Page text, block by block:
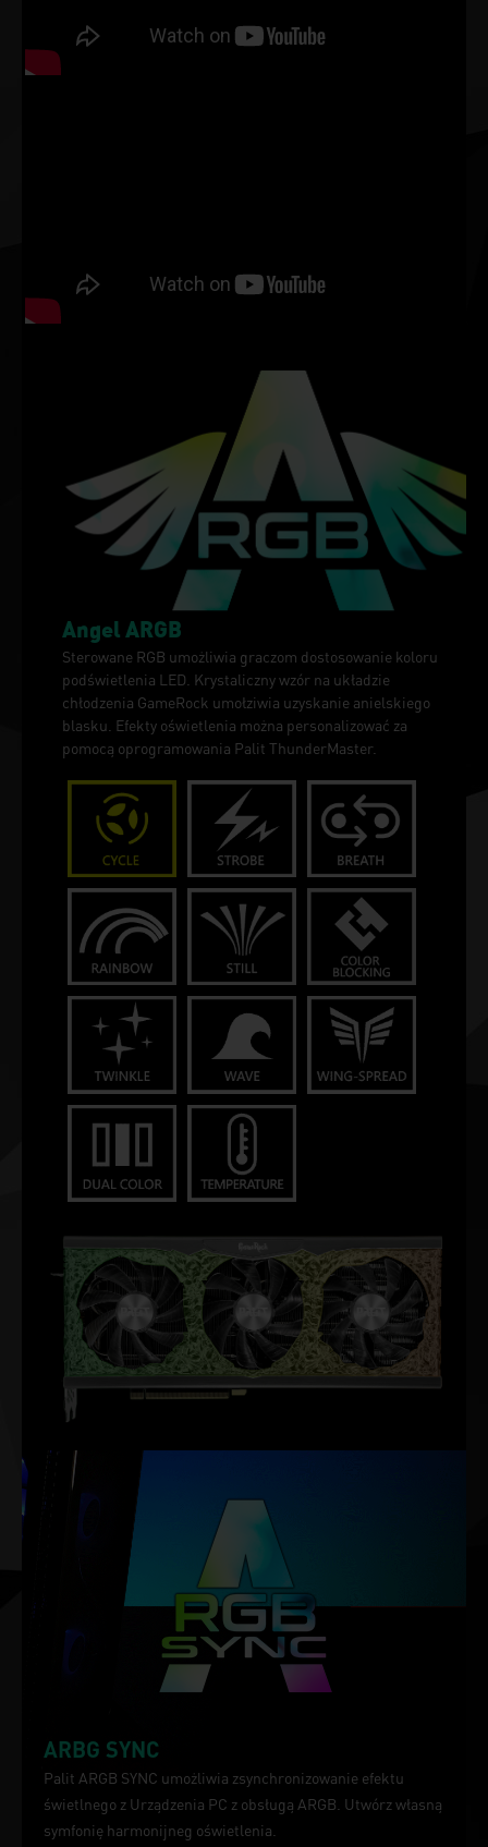
Angel ARGB
Sterowane RGB umożliwia graczom dostosowanie koloru
podświetlenia LED. Krystaliczny wzór na układzie
chłodzenia GameRock umołziwia uzyskanie anielskiego
blasku. Efekty oświetlenia można personalizować za
pomocą oprogramowania Palit ThunderMaster.
ARBG SYNC
Palit ARGB SYNC umożliwia zsynchronizowanie efektu
świetlnego z Urządzenia PC z obsługą ARGB. Utwórz własną
symfonię harmonijneg oświetlenia.